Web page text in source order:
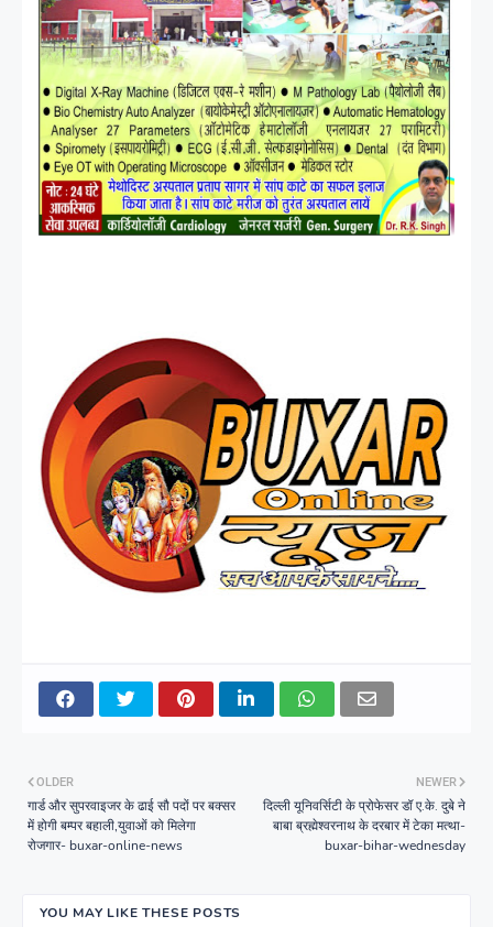
NEWER
दिल्ली यूनिवर्सिटी के प्रोफेसर डॉ ए.के. दुबे ने
बाबा ब्रह्मेश्वरनाथ के दरबार में टेका मत्था-
buxar-bihar-wednesday
OLDER
गार्ड और सुपरवाइजर के ढाई सौ पदों पर बक्सर
में होगी बम्पर बहाली,युवाओं को मिलेगा
रोजगार- buxar-online-news
YOU MAY LIKE THESE POSTS